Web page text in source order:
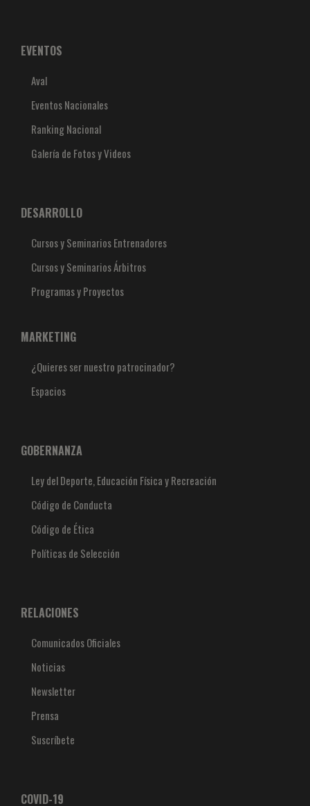
EVENTOS
Aval
Eventos Nacionales
Ranking Nacional
Galería de Fotos y Videos
DESARROLLO
Cursos y Seminarios Entrenadores
Cursos y Seminarios Árbitros
Programas y Proyectos
MARKETING
¿Quieres ser nuestro patrocinador?
Espacios
GOBERNANZA
Ley del Deporte, Educación Física y Recreación
Código de Conducta
Código de Ética
Políticas de Selección
RELACIONES
Comunicados Oficiales
Noticias
Newsletter
Prensa
Suscríbete
COVID-19